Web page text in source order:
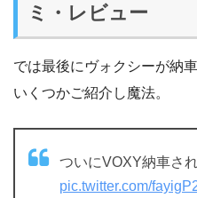
ミ・レビュー
では最後にヴォクシーが納
いくつかご紹介し魔法。
ついにVOXY納車さ
pic.twitter.com/